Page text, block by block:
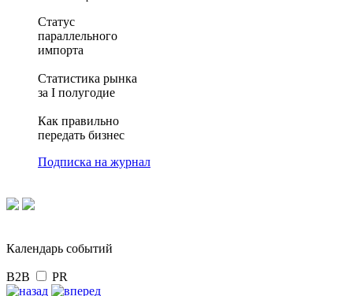
Статус
параллельного
импорта
Статистика рынка
за I полугодие
Как правильно
передать бизнес
Подписка на журнал
Календарь событий
B2B PR